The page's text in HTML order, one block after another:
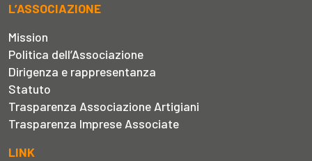
L’ASSOCIAZIONE
Mission
Politica dell’Associazione
Dirigenza e rappresentanza
Statuto
Trasparenza Associazione Artigiani
Trasparenza Imprese Associate
LINK